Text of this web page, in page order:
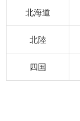
北海道
北陸
四国